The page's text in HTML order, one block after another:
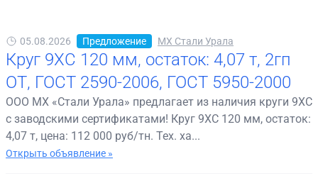
05.08.2026 Предложение МХ Стали Урала
Круг 9ХС 120 мм, остаток: 4,07 т, 2гп
ОТ, ГОСТ 2590-2006, ГОСТ 5950-2000
ООО МХ «Стали Урала» предлагает из наличия круги 9ХС
с заводскими сертификатами! Круг 9ХС 120 мм, остаток:
4,07 т, цена: 112 000 руб/тн. Тех. ха...
Открыть объявление »